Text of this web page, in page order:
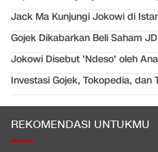
Jack Ma Kunjungi Jokowi di
Gojek Dikabarkan Beli Saham
Jokowi Disebut 'Ndeso' oleh
Investasi Gojek, Tokopedia, dan
REKOMENDASI UNTUKMU